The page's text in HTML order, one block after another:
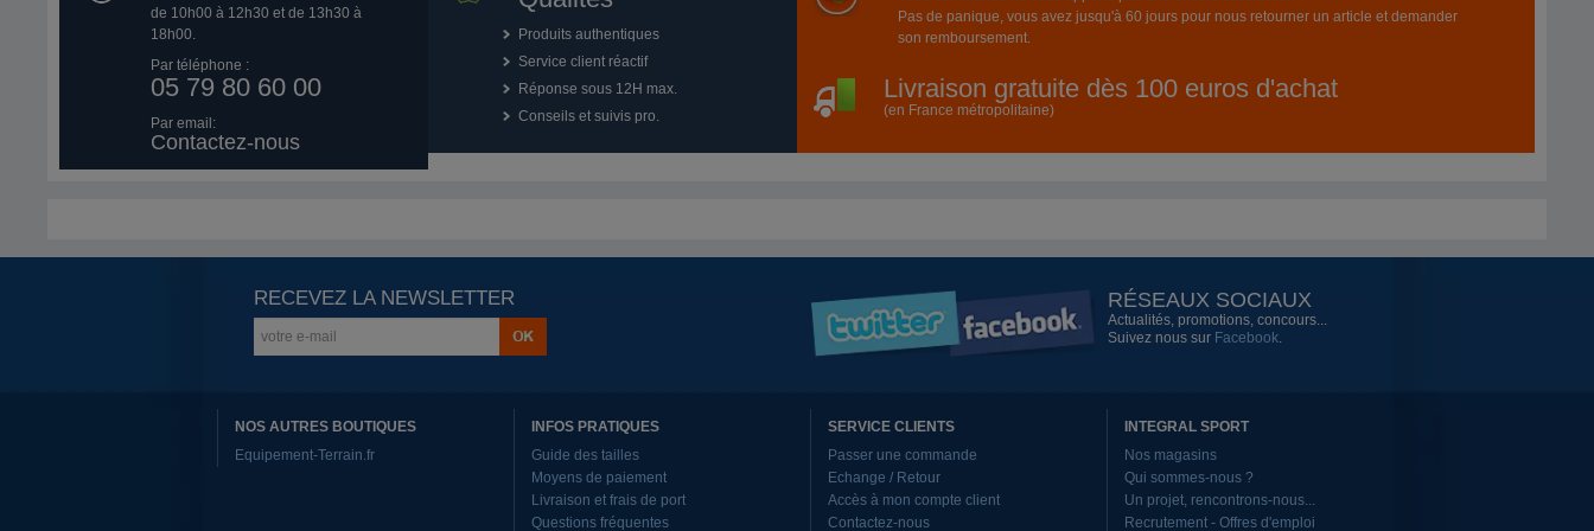
de 10h00 à 12h30 et de 13h30 à
18h00.
Par téléphone :
05 79 80 60 00
Par email:
Contactez-nous
Produits authentiques
Service client réactif
Réponse sous 12H max.
Conseils et suivis pro.
Pas de panique, vous avez jusqu'à 60 jours pour nous retourner un article et demander
son remboursement.
Livraison gratuite dès 100 euros d'achat
(en France métropolitaine)
RECEVEZ LA NEWSLETTER RÉSEAUX SOCIAUX
Actualités, promotions, concours...
Suivez nous sur Facebook.
NOS AUTRES BOUTIQUES
Equipement-Terrain.fr
INFOS PRATIQUES
Guide des tailles
Moyens de paiement
Livraison et frais de port
Questions fréquentes
SERVICE CLIENTS
Passer une commande
Echange / Retour
Accès à mon compte client
Contactez-nous
INTEGRAL SPORT
Nos magasins
Qui sommes-nous ?
Un projet, rencontrons-nous...
Recrutement - Offres d'emploi